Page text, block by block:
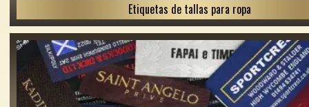
Etiquetas de tallas para ropa